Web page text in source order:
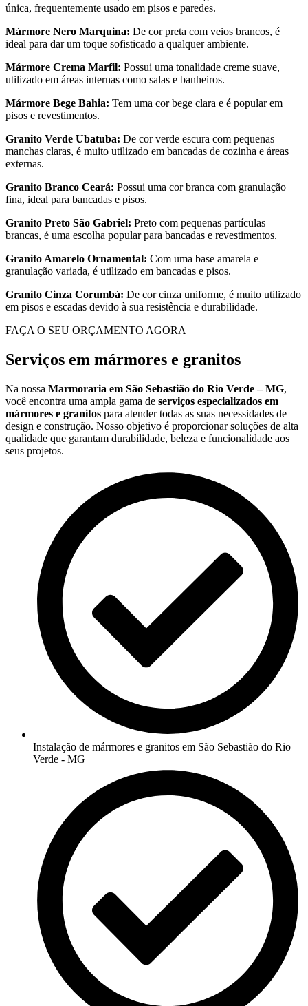
única, frequentemente usado em pisos e paredes.
Mármore Nero Marquina: De cor preta com veios brancos, é
ideal para dar um toque sofisticado a qualquer ambiente.
Mármore Crema Marfil: Possui uma tonalidade creme suave,
utilizado em áreas internas como salas e banheiros.
Mármore Bege Bahia: Tem uma cor bege clara e é popular em
pisos e revestimentos.
Granito Verde Ubatuba: De cor verde escura com pequenas
manchas claras, é muito utilizado em bancadas de cozinha e áreas
externas.
Granito Branco Ceará: Possui uma cor branca com granulação
fina, ideal para bancadas e pisos.
Granito Preto São Gabriel: Preto com pequenas partículas
brancas, é uma escolha popular para bancadas e revestimentos.
Granito Amarelo Ornamental: Com uma base amarela e
granulação variada, é utilizado em bancadas e pisos.
Granito Cinza Corumbá: De cor cinza uniforme, é muito utilizado
em pisos e escadas devido à sua resistência e durabilidade.
FAÇA O SEU ORÇAMENTO AGORA
Serviços em mármores e granitos
Na nossa Marmoraria em São Sebastião do Rio Verde – MG,
você encontra uma ampla gama de serviços especializados em
mármores e granitos para atender todas as suas necessidades de
design e construção. Nosso objetivo é proporcionar soluções de alta
qualidade que garantam durabilidade, beleza e funcionalidade aos
seus projetos.
Instalação de mármores e granitos em São Sebastião do Rio
Verde - MG